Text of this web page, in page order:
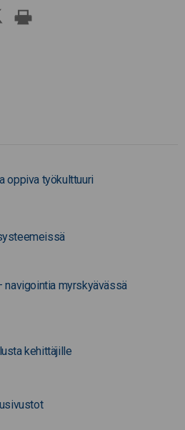
oppiva työkulttuuri
navigointia myrskyävässä
kehittäjille